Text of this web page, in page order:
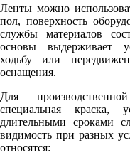
Ленты можно
пол, поверхность
службы материалов
основы выдерживает
ходьбу или
оснащения.
Для
специальная краска,
длительными сроками
видимость при разных
относятся: